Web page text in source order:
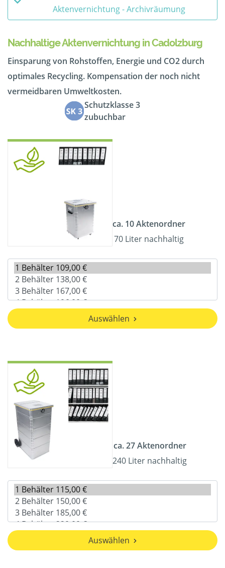
Aktenvernichtung - Archivräumung
Nachhaltige Aktenvernichtung in Cadolzburg
Einsparung von Rohstoffen, Energie und CO2 durch
optimales Recycling. Kompensation der noch nicht
vermeidbaren Umweltkosten.
Schutzklasse 3
zubuchbar
ca. 10 Aktenordner
70 Liter nachhaltig
Auswählen
ca. 27 Aktenordner
240 Liter nachhaltig
Auswählen